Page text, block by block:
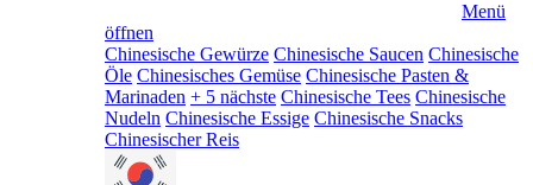
Menü
öffnen
Chinesische Gewürze Chinesische Saucen Chinesische
Öle Chinesisches Gemüse Chinesische Pasten &
Marinaden + 5 nächste Chinesische Tees Chinesische
Nudeln Chinesische Essige Chinesische Snacks
Chinesischer Reis